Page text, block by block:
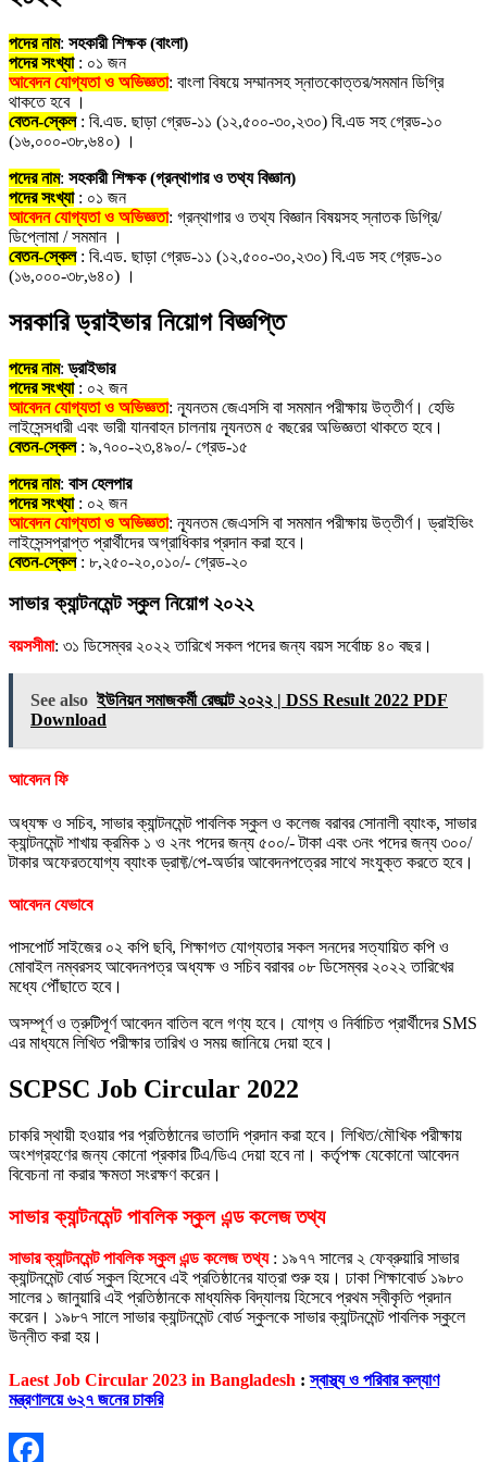
পদের নাম: সহকারী শিক্ষক (বাংলা)
পদের সংখ্যা: ০১ জন
আবেদন যোগ্যতা ও অভিজ্ঞতা: বাংলা বিষয়ে সম্মানসহ স্নাতকোত্তর/সমমান ডিগ্রি
থাকতে হবে ।
বেতন-স্কেল: বি.এড. ছাড়া গ্রেড-১১ (১২,৫০০-৩০,২৩০) বি.এড সহ গ্রেড-১০
(১৬,০০০-৩৮,৬৪০) ।
পদের নাম: সহকারী শিক্ষক (গ্রন্থাগার ও তথ্য বিজ্ঞান)
পদের সংখ্যা: ০১ জন
আবেদন যোগ্যতা ও অভিজ্ঞতা: গ্রন্থাগার ও তথ্য বিজ্ঞান বিষয়সহ স্নাতক ডিগ্রি/
ডিপ্লোমা / সমমান ।
বেতন-স্কেল: বি.এড. ছাড়া গ্রেড-১১ (১২,৫০০-৩০,২৩০) বি.এড সহ গ্রেড-১০
(১৬,০০০-৩৮,৬৪০) ।
সরকারি ড্রাইভার নিয়োগ বিজ্ঞপ্তি
পদের নাম:ড্রাইভার
পদের সংখ্যা: ০২ জন
আবেদন যোগ্যতা ও অভিজ্ঞতা: ন্যূনতম জেএসসি বা সমমান পরীক্ষায় উত্তীর্ণ। হেভি
লাইসেন্সধারী এবং ভারী যানবাহন চালনায় ন্যূনতম ৫ বছরের অভিজ্ঞতা থাকতে হবে।
বেতন-স্কেল: ৯,৭০০-২৩,৪৯০/- গ্রেড-১৫
পদের নাম: বাস হেলপার
পদের সংখ্যা: ০২ জন
আবেদন যোগ্যতা ও অভিজ্ঞতা: ন্যূনতম জেএসসি বা সমমান পরীক্ষায় উত্তীর্ণ। ড্রাইভিং
লাইসেন্সপ্রাপ্ত প্রার্থীদের অগ্রাধিকার প্রদান করা হবে।
বেতন-স্কেল: ৮,২৫০-২০,০১০/- গ্রেড-২০
সাভার ক্যান্টনমেন্ট স্কুল নিয়োগ ২০২২
বয়সসীমা: ৩১ ডিসেম্বর ২০২২ তারিখে সকল পদের জন্য বয়স সর্বোচ্চ ৪০ বছর।
See also ইউনিয়ন সমাজকর্মী রেজাল্ট ২০২২ | DSS Result 2022 PDF
Download
আবেদন ফি
অধ্যক্ষ ও সচিব, সাভার ক্যান্টনমেন্ট পাবলিক স্কুল ও কলেজ বরাবর সোনালী ব্যাংক, সাভার
ক্যান্টনমেন্ট শাখায় ক্রমিক ১ ও ২নং পদের জন্য ৫০০/- টাকা এবং ৩নং পদের জন্য ৩০০/
টাকার অফেরতযোগ্য ব্যাংক ড্রাফ্ট/পে-অর্ডার আবেদনপত্রের সাথে সংযুক্ত করতে হবে।
আবেদন যেভাবে
পাসপোর্ট সাইজের ০২ কপি ছবি, শিক্ষাগত যোগ্যতার সকল সনদের সত্যায়িত কপি ও
মোবাইল নম্বরসহ আবেদনপত্র অধ্যক্ষ ও সচিব বরাবর ০৮ ডিসেম্বর ২০২২ তারিখের
মধ্যে পৌঁছাতে হবে।
অসম্পূর্ণ ও ত্রুটিপূর্ণ আবেদন বাতিল বলে গণ্য হবে। যোগ্য ও নির্বাচিত প্রার্থীদের SMS
এর মাধ্যমে লিখিত পরীক্ষার তারিখ ও সময় জানিয়ে দেয়া হবে।
SCPSC Job Circular 2022
চাকরি স্থায়ী হওয়ার পর প্রতিষ্ঠানের ভাতাদি প্রদান করা হবে। লিখিত/মৌখিক পরীক্ষায়
অংশগ্রহণের জন্য কোনো প্রকার টিএ/ডিএ দেয়া হবে না। কর্তৃপক্ষ যেকোনো আবেদন
বিবেচনা না করার ক্ষমতা সংরক্ষণ করেন।
সাভার ক্যান্টনমেন্ট পাবলিক স্কুল এন্ড কলেজ তথ্য
সাভার ক্যান্টনমেন্ট পাবলিক স্কুল এন্ড কলেজ তথ্য: ১৯৭৭ সালের ২ ফেব্রুয়ারি সাভার
ক্যান্টনমেন্ট বোর্ড স্কুল হিসেবে এই প্রতিষ্ঠানের যাত্রা শুরু হয়। ঢাকা শিক্ষাবোর্ড ১৯৮০
সালের ১ জানুয়ারি এই প্রতিষ্ঠানকে মাধ্যমিক বিদ্যালয় হিসেবে প্রথম স্বীকৃতি প্রদান
করেন। ১৯৮৭ সালে সাভার ক্যান্টনমেন্ট বোর্ড স্কুলকে সাভার ক্যান্টনমেন্ট পাবলিক স্কুলে
উন্নীত করা হয়।
Laest Job Circular 2023 in Bangladesh :স্বাস্থ্য ও পরিবার কল্যাণ
মন্ত্রণালয়ে ৬২৭ জনের চাকরি